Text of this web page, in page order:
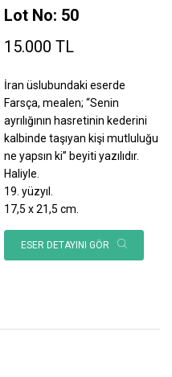
Lot No: 50
15.000 TL
İran üslubundaki eserde
Farsça, mealen; “Senin
ayrılığının hasretinin kederini
kalbinde taşıyan kişi mutluluğu
ne yapsın ki” beyiti yazılıdır.
Haliyle.
19. yüzyıl.
17,5 x 21,5 cm.
ESER DETAYINI GÖR